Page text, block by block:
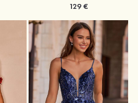
129 €